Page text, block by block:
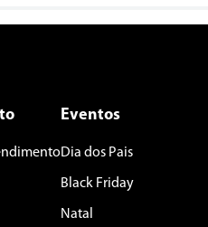
Eventos
Dia dos Pais
Black Friday
Natal